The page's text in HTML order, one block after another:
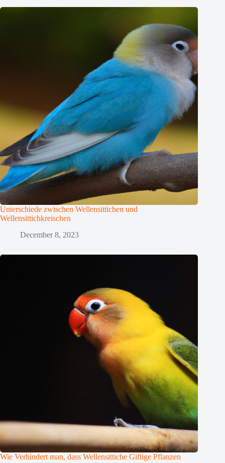
Unterschiede zwischen Wellensittichen und
Wellensittichkreischen
December 8, 2023
Wie Verhindert man, dass Wellensittiche Giftige Pflanzen